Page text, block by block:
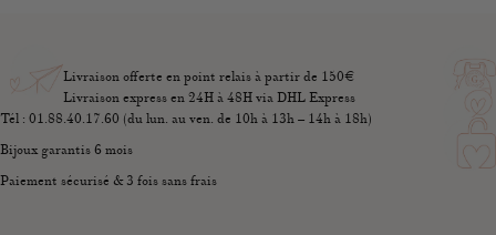
Livraison offerte en point relais à partir de 150€
Livraison express en 24H à 48H via DHL Express
Tél : 01.88.40.17.60 (du lun. au ven. de 10h à 13h – 14h à 18h)
Bijoux garantis 6 mois
Paiement sécurisé & 3 fois sans frais